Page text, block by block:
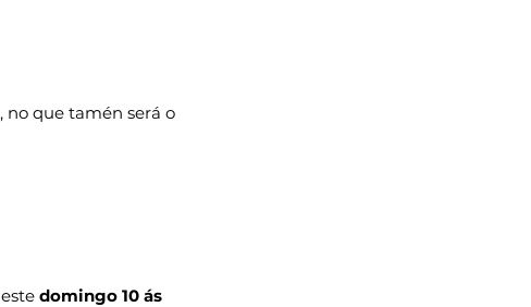
, no que tamén será o
este domingo 10 ás